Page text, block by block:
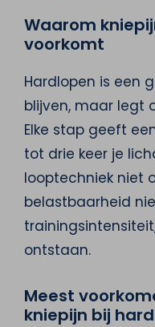
Waarom
voorkomt
Hardlopen is een
blijven, maar legt
Elke stap geeft
tot drie keer je
looptechniek niet
belastbaarheid
ontstaan.
Meest
kniepijn bij